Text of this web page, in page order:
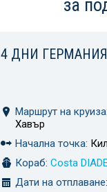
за
4 ДНИ
Маршрут на круиза:
Хавър
Начална точка: Кил
Кораб: Costa
Дати на отплаване: